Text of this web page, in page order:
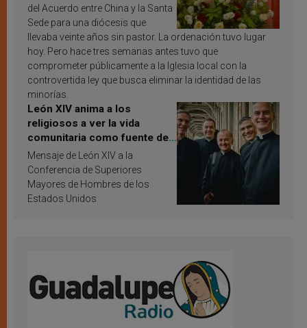
del Acuerdo entre China y la Santa
Sede para una diócesis que
llevaba veinte años sin pastor. La ordenación tuvo lugar
hoy. Pero hace tres semanas antes tuvo que
comprometer públicamente a la Iglesia local con la
controvertida ley que busca eliminar la identidad de las
minorías.
León XIV anima a los
religiosos a ver la vida
comunitaria como fuente de
inspiración y santificación
Mensaje de León XIV a la
Conferencia de Superiores
Mayores de Hombres de los
Estados Unidos